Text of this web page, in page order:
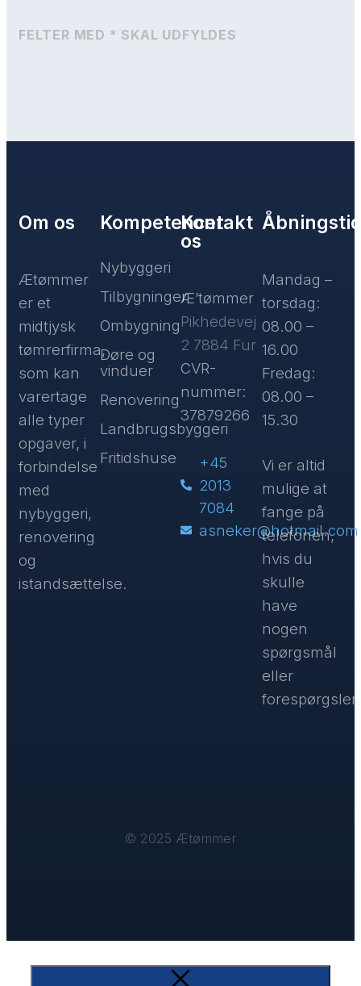
FELTER MED * SKAL UDFYLDES
Om os
Ætømmer
er et
midtjysk
tømrerfirma,
som kan
varertage
alle typer
opgaver, i
forbindelse
med
nybyggeri,
renovering
og
istandsættelse.
Kompetencer
Nybyggeri
Tilbygninger
Ombygning
Døre og
vinduer
Renovering
Landbrugsbyggeri
Fritidshuse
Kontakt
os
​Æ’tømmer
Pikhedevej
2 7884 Fur
CVR-
nummer:
37879266
+45
2013
7084
asneker@hotmail.com
Mandag –
torsdag:
08.00 –
16.00
Fredag:
08.00 –
15.30
Vi er altid
mulige at
fange på
telefonen,
hvis du
skulle
have
nogen
spørgsmål
eller
forespørgsler.
© 2025 Ætømmer